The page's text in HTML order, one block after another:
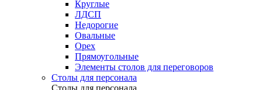
Круглые
ЛДСП
Недорогие
Овальные
Орех
Прямоугольные
Элементы столов для переговоров
Столы для персонала
Столы для персонала